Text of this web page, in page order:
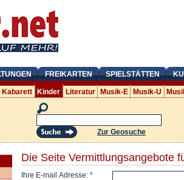
FREIKARTEN SPIELSTÄTTEN
Kabarett Kinder Literatur Musik-E Musik-U
Zur Geosuche
Die Seite Vermittlungsangebote
Ihre E-mail Adresse: *